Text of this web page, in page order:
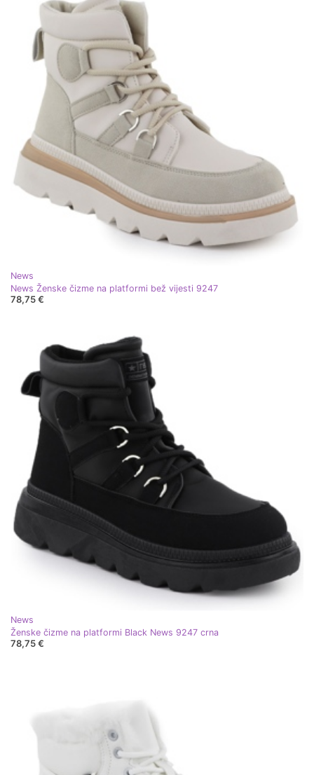
News
News Ženske čizme na platformi bež vijesti 9247
78,75 €
News
Ženske čizme na platformi Black News 9247 crna
78,75 €